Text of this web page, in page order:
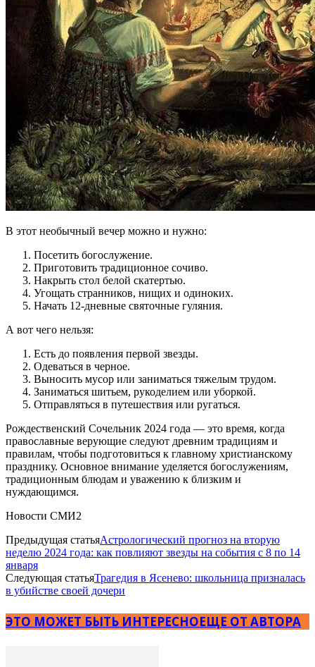
В этот необычный вечер можно и нужно:
Посетить богослужение.
Приготовить традиционное сочиво.
Накрыть стол белой скатертью.
Угощать странников, нищих и одиноких.
Начать 12-дневные святочные гуляния.
А вот чего нельзя:
Есть до появления первой звезды.
Одеваться в черное.
Выносить мусор или заниматься тяжелым трудом.
Заниматься шитьем, рукоделием или уборкой.
Отправляться в путешествия или ругаться.
Рождественский Сочельник 2024 года — это время, когда
православные верующие следуют древним традициям и
правилам, чтобы подготовиться к главному христианскому
празднику. Основное внимание уделяется богослужениям,
традиционным блюдам и уважению к близким и
нуждающимся.
Новости СМИ2
Предыдущая статьяАстрологический прогноз на вторую
неделю 2024 года: как повлияют звезды на события с 8 по 14
января
Следующая статьяТрагедия в Ясенево: школьница призналась
в убийстве своей дочери
ЭТО МОЖЕТ БЫТЬ ИНТЕРЕСНОЕЩЕ ОТ АВТОРА